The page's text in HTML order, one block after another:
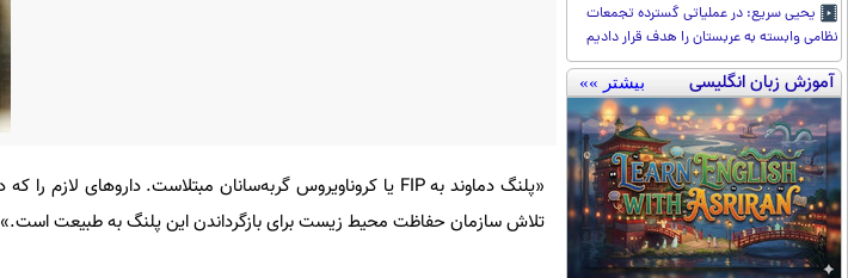
یحیی سریع: در عملیاتی گسترده تجمعات
نظامی وابسته به عربستان را هدف قرار دادیم
آموزش زبان انگلیسی بیشتر »»
تلاش سازمان حفاظت محیط زیست برای بازگرداندن این پلنگ به طبیعت است.»